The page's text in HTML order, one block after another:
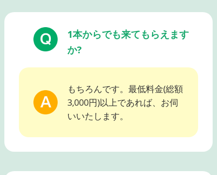
1本からでも来てもらえます
か?
もちろんです。最低料金(総額
3,000円)以上であれば、お伺
いいたします。